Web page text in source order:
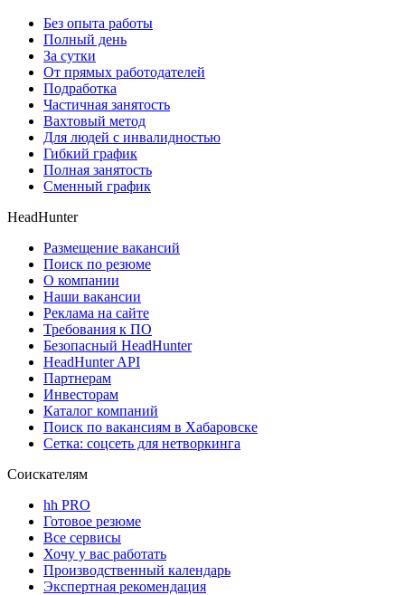
Без опыта работы
Полный день
За сутки
От прямых работодателей
Подработка
Частичная занятость
Вахтовый метод
Для людей с инвалидностью
Гибкий график
Полная занятость
Сменный график
HeadHunter
Размещение вакансий
Поиск по резюме
О компании
Наши вакансии
Реклама на сайте
Требования к ПО
Безопасный HeadHunter
HeadHunter API
Партнерам
Инвесторам
Каталог компаний
Поиск по вакансиям в Хабаровске
Сетка: соцсеть для нетворкинга
Соискателям
hh PRO
Готовое резюме
Все сервисы
Хочу у вас работать
Производственный календарь
Экспертная рекомендация